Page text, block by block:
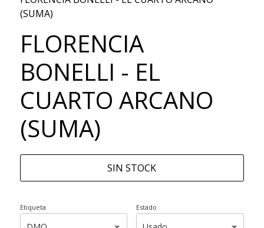
(SUMA)
FLORENCIA
BONELLI - EL
CUARTO ARCANO
(SUMA)
SIN STOCK
Etiqueta Estado